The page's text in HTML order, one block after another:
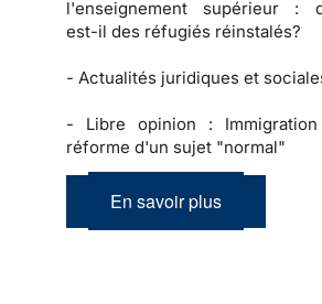
l'enseignement supérieur :
est-il des réfugiés réinstalés?
- Actualités juridiques et
- Libre opinion :
réforme d'un sujet "normal"
En savoir plus